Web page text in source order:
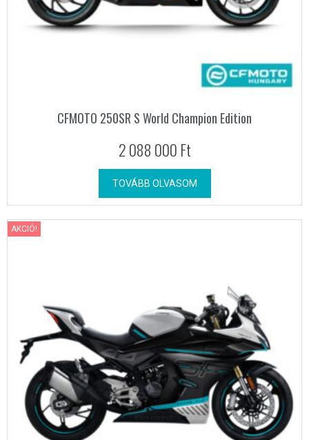
CFMOTO 250SR S World Champion Edition
2 088 000 Ft
TOVÁBB OLVASOM
AKCIÓ!